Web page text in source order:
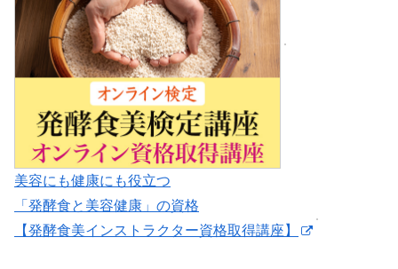
美容にも健康にも役立つ
「発酵食と美容健康」の資格
【発酵食美インストラクター資格取得講座】